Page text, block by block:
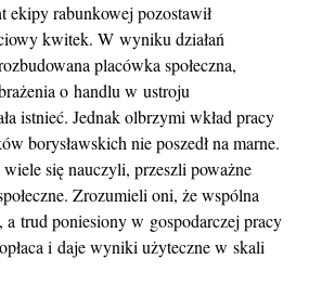
ekipy rabunkowej pozostawił
kwitek. W wyniku działań
placówka społeczna,
o handlu w ustroju
istnieć. Jednak olbrzymi wkład pracy
borysławskich nie poszedł na marne.
się nauczyli, przeszli poważne
Zrozumieli oni, że wspólna
a trud poniesiony w gospodarczej pracy
i daje wyniki użyteczne w skali